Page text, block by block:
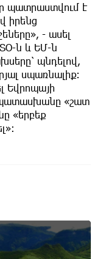
պատրաստվում է
իրենց
- ասել
ն և ԵՄ-ն
պնդելով,
սպառնալիք։
Եվրոպայի
«շատ
«երբեք